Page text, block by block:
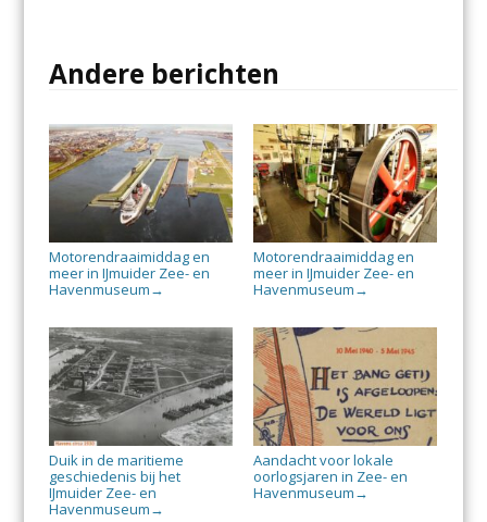
Andere berichten
Motorendraaimiddag en
meer in IJmuider Zee- en
Havenmuseum →
Motorendraaimiddag en
meer in IJmuider Zee- en
Havenmuseum →
Duik in de maritieme
geschiedenis bij het
IJmuider Zee- en
Havenmuseum →
Aandacht voor lokale
oorlogsjaren in Zee- en
Havenmuseum →